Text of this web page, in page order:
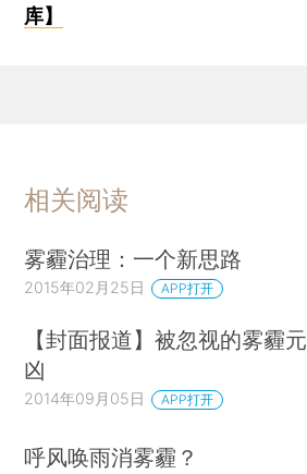
库】
相关阅读
雾霾治理：一个新思路
2015年02月25日 APP打开
【封面报道】被忽视的雾霾元
凶
2014年09月05日 APP打开
呼风唤雨消雾霾？